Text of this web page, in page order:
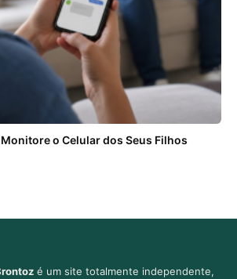
o Celular dos Seus Filhos
é um site totalmente independente,